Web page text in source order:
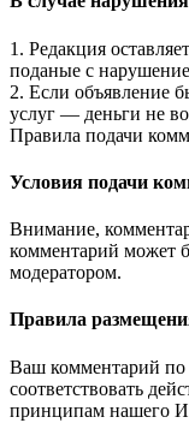
1. Редакция
поданые с
2. Если объявление
услуг — деньги не
Правила подачи
Условия подачи
Внимание,
комментарий может
модератором.
Правила
Ваш комментарий
соответствовать
принципам нашего